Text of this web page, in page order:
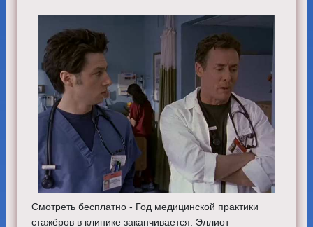
Смотреть бесплатно - Год медицинской практики
стажёров в клинике заканчивается. Эллиот